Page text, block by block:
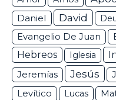
Daniel David
Evangelio De Juan
Hebreos
Iglesia
Jeremías Jesús
Levítico
Lucas